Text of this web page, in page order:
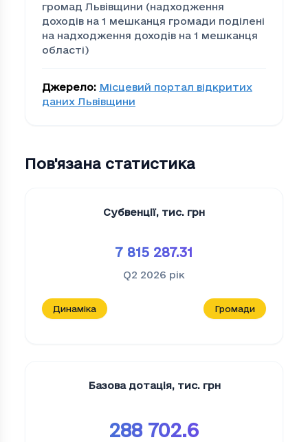
громад Львівщини (надходження
доходів на 1 мешканця громади поділені
на надходження доходів на 1 мешканця
області)
Джерело: Місцевий портал відкритих
даних Львівщини
Пов'язана статистика
Субвенції, тис. грн
7 815 287.31
Q2 2026 рік
Динаміка Громади
Базова дотація, тис. грн
288 702.6